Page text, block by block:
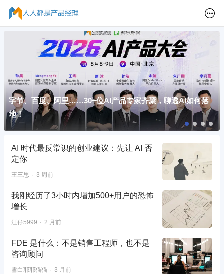
字节、百度、阿里……30+位AI产品专家齐聚，聊透AI如何落
地！
AI 时代最反常识的创业建议：先让 AI 否
定你
王三思 3 周前
我刚经历了3小时内增加500+用户的恐怖
增长
汪仔5999 2 月前
FDE 是什么：不是销售工程师，也不是
咨询顾问
雪白耶耶猫猫 3 月前